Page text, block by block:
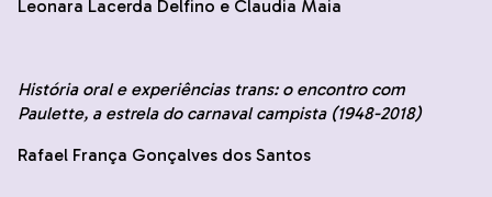
Leonara Lacerda Delfino e Claudia Maia
História oral e experiências trans: o encontro com
Paulette, a estrela do carnaval campista (1948-2018)
Rafael França Gonçalves dos Santos